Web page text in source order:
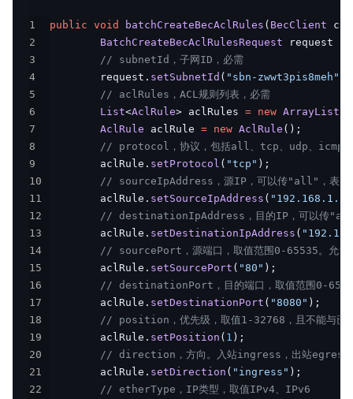
功能发布记录
产品描述
产品定价
快速入门
操作指南
典型实践
API 1.0参考
API 2.0参考
JAVA-SDK
Go-SDK
1 public void batchCreateBecAclRules ( BecClient
2
BatchCreateBecAclRulesRequest request
3
// subnetId，子网ID，必需
4
        request
. setSubnetId ( "sbn-zwwt3pis8meh"
5
// aclRules，ACL规则列表，必需
6
List<AclRule> aclRules = new ArrayList
7
AclRule aclRule = new AclRule ( ) ;
8
// protocol，协议，包括all、tcp、udp、icmp
9
        aclRule
. setProtocol ( "tcp" ) ;
10
// sourceIpAddress，源IP，可以传"all"，表示
11
        aclRule
. setSourceIpAddress ( "192.168.1.1"
12
// destinationIpAddress，目的IP，可以传"all"
13
        aclRule
. setDestinationIpAddress (
14
// sourcePort，源端口，取值范围0-65535。允许
15
        aclRule
. setSourcePort ( "80" ) ;
16
// destinationPort，目的端口，取值范围0-65535
17
        aclRule
. setDestinationPort ( "8080" ) ;
18
// position，优先级，取值1-32768，且不能与已有
19
        aclRule
. setPosition ( 1 ) ;
20
// direction，方向。入站ingress，出站egress
21
        aclRule
. setDirection ( "ingress" ) ;
22
// etherType，IP类型，取值IPv4、IPv6